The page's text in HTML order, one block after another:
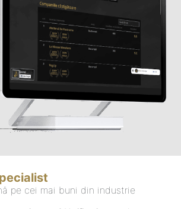
pe cei mai buni din industrie